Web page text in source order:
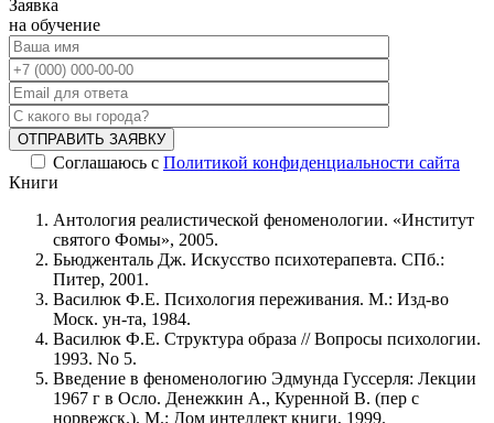
Alternative:
Заявка
на обучение
ОТПРАВИТЬ ЗАЯВКУ
Соглашаюсь с Политикой конфиденциальности сайта
Alternative:
Книги
Антология реалистической феноменологии. «Институт
святого Фомы», 2005.
Бьюдженталь Дж. Искусство психотерапевта. СПб.:
Питер, 2001.
Василюк Ф.Е. Психология переживания. М.: Изд-во
Моск. ун-та, 1984.
Василюк Ф.Е. Структура образа // Вопросы психологии.
1993. No 5.
Введение в феноменологию Эдмунда Гуссерля: Лекции
1967 г в Осло. Денежкин А., Куренной В. (пер с
норвежск.). М.: Дом интеллект книги, 1999.